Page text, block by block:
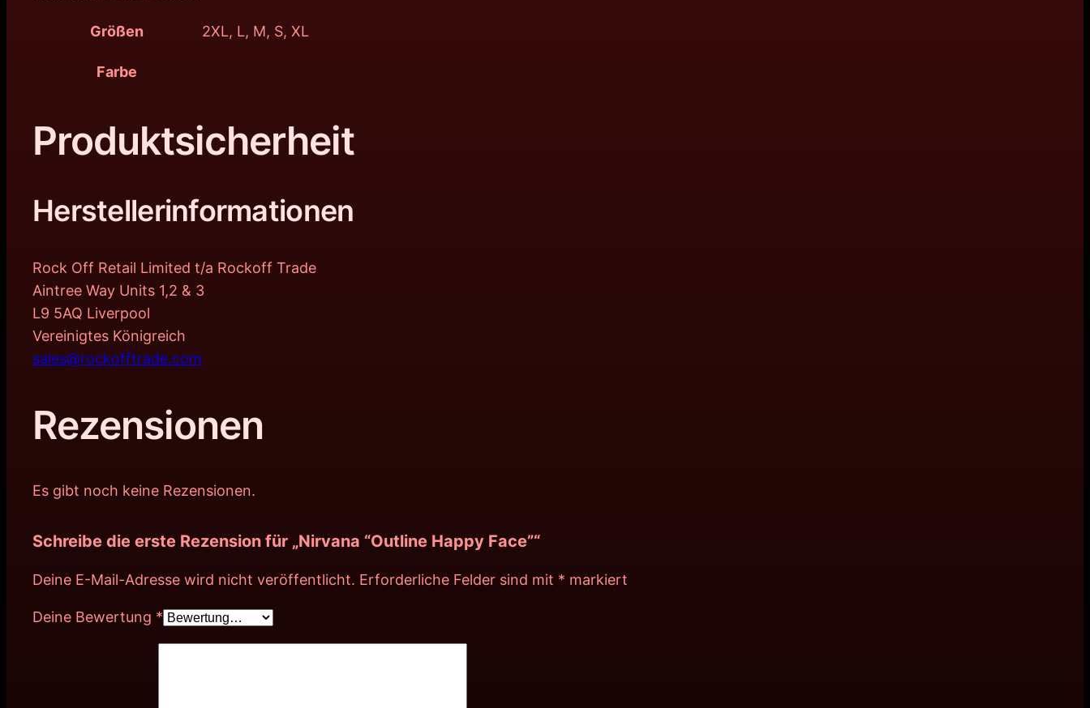
Größen 2XL, L, M, S, XL
Farbe
Produktsicherheit
Herstellerinformationen
Rock Off Retail Limited t/a Rockoff Trade
Aintree Way Units 1,2 & 3
L9 5AQ Liverpool
Vereinigtes Königreich
sales@rockofftrade.com
Rezensionen
Es gibt noch keine Rezensionen.
Schreibe die erste Rezension für „Nirvana “Outline Happy Face”“
Deine E-Mail-Adresse wird nicht veröffentlicht. Erforderliche Felder sind mit * markiert
Deine Bewertung *